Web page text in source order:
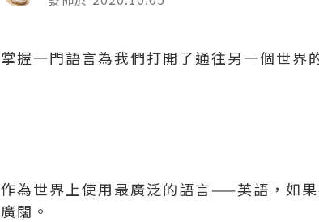
掌握一門語言為我們打開了通往另一個世界
作為世界上使用最廣泛的語言——英語，如
廣闊。